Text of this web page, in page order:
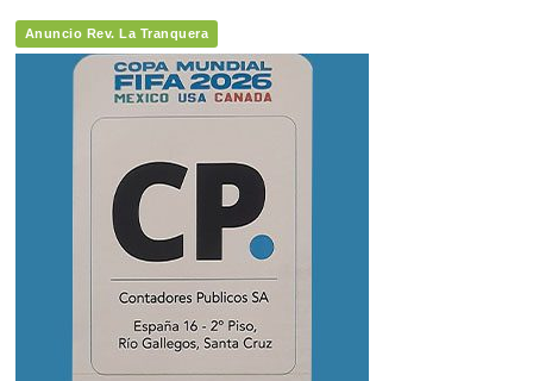
Anuncio Rev. La Tranquera